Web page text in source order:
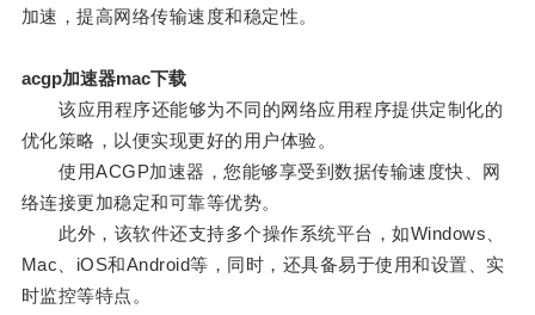
加速，提高网络传输速度和稳定性。
acgp加速器mac下载
该应用程序还能够为不同的网络应用程序提供定制化的
优化策略，以便实现更好的用户体验。
使用ACGP加速器，您能够享受到数据传输速度快、网
络连接更加稳定和可靠等优势。
此外，该软件还支持多个操作系统平台，如Windows、
Mac、iOS和Android等，同时，还具备易于使用和设置、实
时监控等特点。